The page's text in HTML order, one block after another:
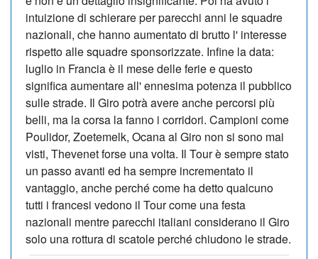
intuizione di schierare per parecchi anni le squadre
nazionali, che hanno aumentato di brutto l' interesse
rispetto alle squadre sponsorizzate. Infine la data:
luglio in Francia è il mese delle ferie e questo
significa aumentare all' ennesima potenza il pubblico
sulle strade. Il Giro potrà avere anche percorsi più
belli, ma la corsa la fanno i corridori. Campioni come
Poulidor, Zoetemelk, Ocana al Giro non si sono mai
visti, Thevenet forse una volta. Il Tour è sempre stato
un passo avanti ed ha sempre incrementato il
vantaggio, anche perché come ha detto qualcuno
tutti i francesi vedono il Tour come una festa
nazionali mentre parecchi italiani considerano il Giro
solo una rottura di scatole perché chiudono le strade.